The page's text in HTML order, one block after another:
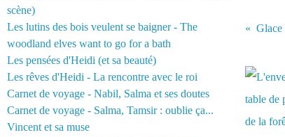
scène)
Les lutins des bois veulent se baigner - The
woodland elves want to go for a bath
Les pensées d'Heidi (et sa beauté)
Les rêves d'Heidi - La rencontre avec le roi
Carnet de voyage - Nabil, Salma et ses doutes
Carnet de voyage - Salma, Tamsir : oublie ça...
Vincent et sa muse
Glace